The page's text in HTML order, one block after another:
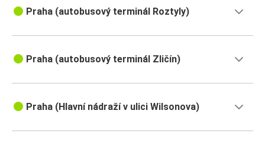
Praha (autobusový terminál Roztyly)
Praha (autobusový terminál Zličín)
Praha (Hlavní nádraží v ulici Wilsonova)